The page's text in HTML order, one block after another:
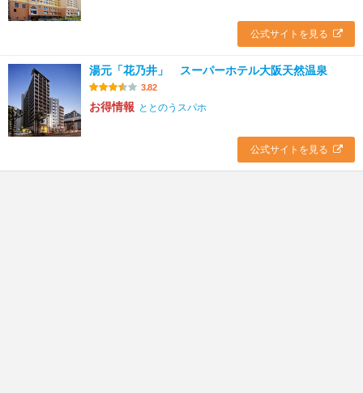
公式サイトを見る
湯元「花乃井」 スーパーホテル大阪天然温泉
3.82
お得情報 ととのうスパホ
公式サイトを見る